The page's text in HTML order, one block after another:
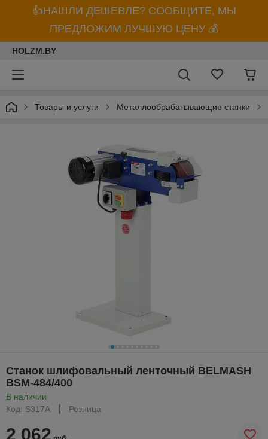
👍НАШЛИ ДЕШЕВЛЕ? СООБЩИТЕ, МЫ
ПРЕДЛОЖИМ ЛУЧШУЮ ЦЕНУ 💰
HOLZM.BY
Товары и услуги Металлообрабатывающие станки
Станок шлифовальный ленточный BELMASH
BSM-484/400
В наличии
Код: S317A
Розница
2 062